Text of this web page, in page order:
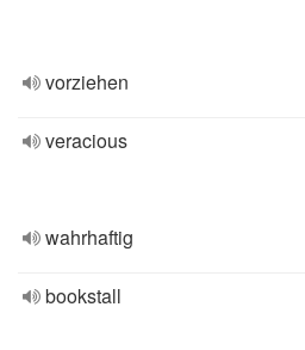
vorziehen
veracious
wahrhaftig
bookstall